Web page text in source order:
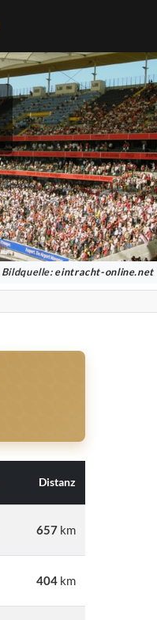
Bildquelle: eintracht-online.net
Distanz
657 km
404 km